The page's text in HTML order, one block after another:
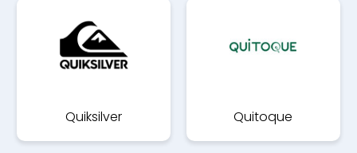
Quiksilver Quitoque